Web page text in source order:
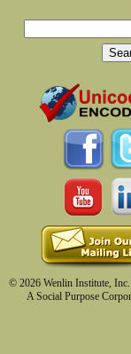
Search
Search
© 2026 Wenlin Institute,
A Social Purpose